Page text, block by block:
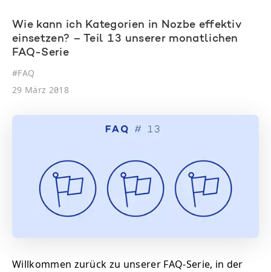
Wie kann ich Kategorien in Nozbe effektiv
einsetzen? – Teil 13 unserer monatlichen
FAQ-Serie
#FAQ
29 März 2018
Willkommen zurück zu unserer FAQ-Serie, in der